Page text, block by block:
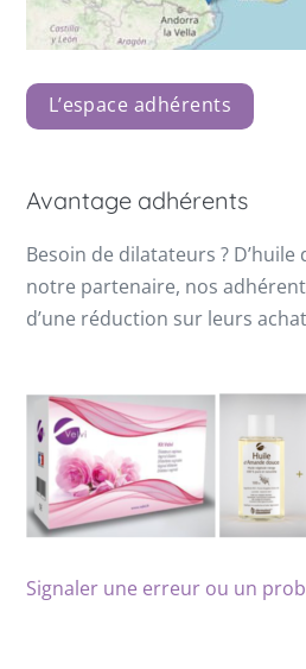
L’espace adhérents
Avantage adhérents
Besoin de dilatateurs ? D’huile
notre partenaire, nos
d’une réduction sur leurs
Signaler une erreur ou un